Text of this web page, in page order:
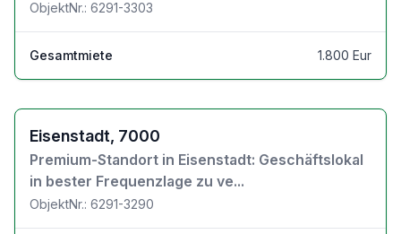
ObjektNr.: 6291-3303
Gesamtmiete 1.800 Eur
Zu den Objektdetails
Eisenstadt, 7000
Premium-Standort in Eisenstadt: Geschäftslokal
in bester Frequenzlage zu ve...
ObjektNr.: 6291-3290